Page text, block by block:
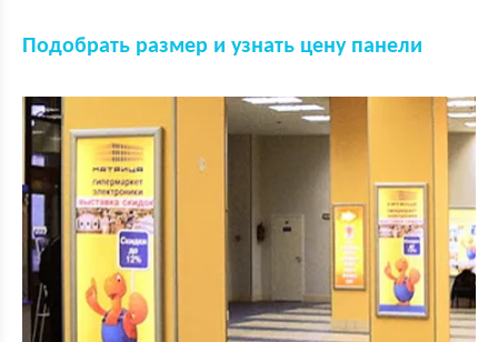
Подобрать размер и узнать цену панели